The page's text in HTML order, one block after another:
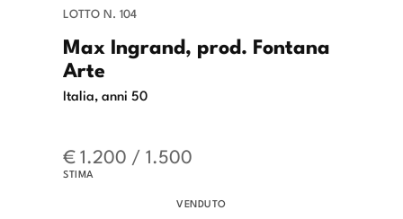
LOTTO N. 104
Max Ingrand, prod. Fontana
Arte
Italia, anni 50
€ 1.200 / 1.500
STIMA
VENDUTO